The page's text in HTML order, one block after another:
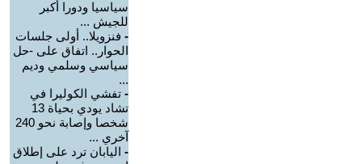
سياسيا ودورا أكبر
للجيش ...
- فنزويلا.. أولى جلسات
الحوار.. اتفاق على -حل
سياسي وسلمي وديم
...
- تفشي الكوليرا في
تشاد يودي بحياة 13
شخصا وإصابة نحو 240
آخري ...
- اليابان ترد على إطلاق